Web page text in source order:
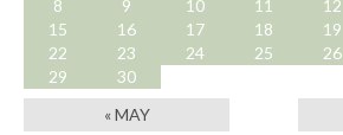
« MAY
8
9 10 11 12
15
16 17 18 19
22
23 24 25 26
29
30